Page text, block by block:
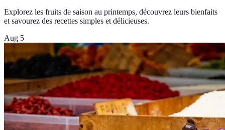
Explorez les fruits de saison au printemps, découvrez leurs bienfaits
et savourez des recettes simples et délicieuses.
Aug 5